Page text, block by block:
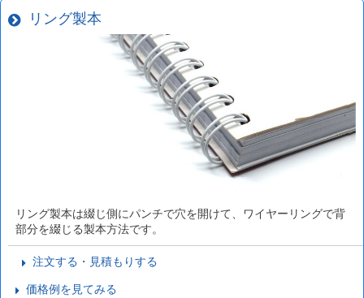
リング製本
リング製本は綴じ側にパンチで穴を開けて、ワイヤーリングで背
部分を綴じる製本方法です。
注文する・見積もりする
価格例を見てみる